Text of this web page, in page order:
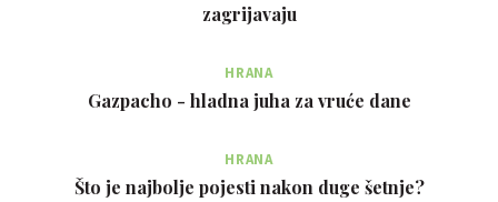
zagrijavaju
HRANA
Gazpacho - hladna juha za vruće dane
HRANA
Što je najbolje pojesti nakon duge šetnje?